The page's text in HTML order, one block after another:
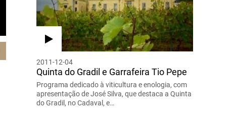
2011-12-04
Quinta do Gradil e Garrafeira Tio Pepe
Programa dedicado à viticultura e enologia, com
apresentação de José Silva, que destaca a Quinta
do Gradil, no Cadaval, e…